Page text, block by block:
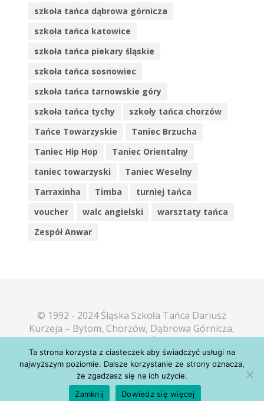
szkoła tańca dąbrowa górnicza
szkoła tańca katowice
szkoła tańca piekary śląskie
szkoła tańca sosnowiec
szkoła tańca tarnowskie góry
szkoła tańca tychy
szkoły tańca chorzów
Tańce Towarzyskie
Taniec Brzucha
Taniec Hip Hop
Taniec Orientalny
taniec towarzyski
Taniec Weselny
Tarraxinha
Timba
turniej tańca
voucher
walc angielski
warsztaty tańca
Zespół Anwar
© 1992 - 2024 Śląska Szkoła Tańca Dariusz
Kurzeja – Bytom, Chorzów, Dąbrowa Górnicza,
Katowice, Mikołów, Piekary Śląskie, Sosnowiec,
Tarnowskie Góry, Tychy
poczta@taniec.slask.pl
Ta strona korzysta z ciasteczek aby świadczyć usługi na
najwyższym poziomie. Dalsze korzystanie ze strony oznacza,
że zgadzasz się na ich użycie.
Zamknij
Dowiedz się więcej